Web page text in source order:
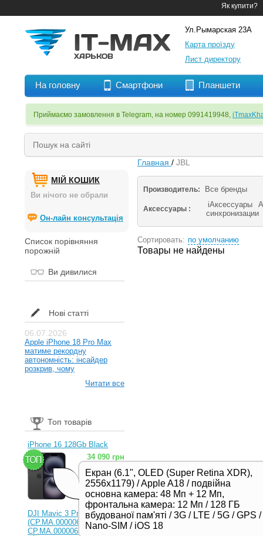
Як купити?
Ул.Рымарская 23А
Карта проїзду
Лист директору
На головну Смартфони Планшети
Приймаємо замовлення в Telegram, на номер 0991419948,
МІЙ КОШИК
Ви нічого не обрали
Он-лайн консультація
Список порівняння
порожній
Ви дивилися
Нові статті
06.07.2026
Apple iPhone 18 Pro Max
матиме рекордну
автономність: інсайдер
розкрив, чому
Читати все
Топ товарів
iPhone 16 128Gb Black
Екран (6.1", OLED (Super Retina XDR),
2556x1179) / Apple A18 / подвійна
основна камера: 48 Мп + 12 Мп,
фронтальна камера: 12 Мп / 128 ГБ
вбудованої пам'яті / 3G / LTE / 5G / GPS /
Nano-SIM / iOS 18
34 090 грн
DJI Mavic 3 Pro (RC)
(CP.MA.00000654.01,
CP.MA.00000656.01)
Главная / JBL
Производитель: Все бренды
Аксессуары : iАксессуары
синхронизации
Сортировать: по умолчанию
Товары не найдены